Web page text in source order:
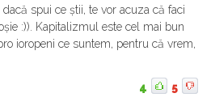
spui ce știi, te vor acuza că faci
:)). Kapitalizmul este cel mai bun
ioropeni ce suntem, pentru că vrem,
4 5